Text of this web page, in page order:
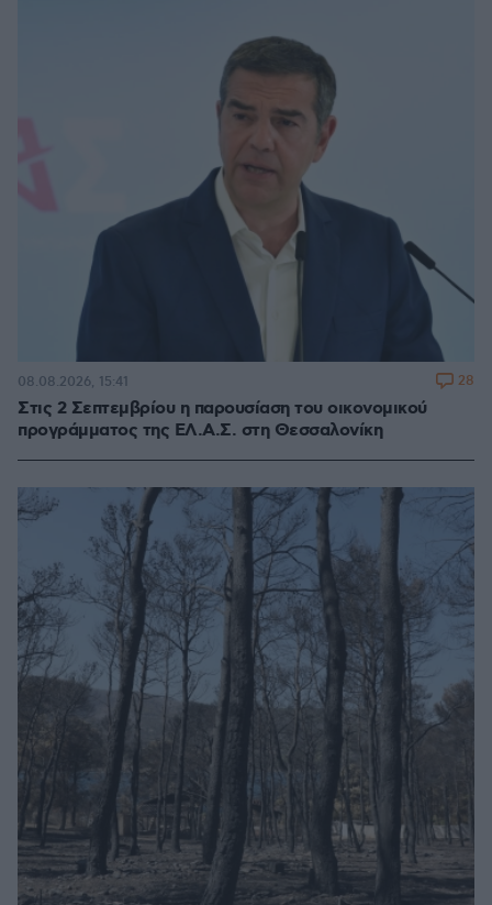
Στις 2 Σεπτεμβρίου η παρουσίαση του οικονομικού
προγράμματος της ΕΛ.Α.Σ. στη Θεσσαλονίκη
08.08.2026, 15:41 28